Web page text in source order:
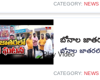
CATEGORY: NEWS
బోనాల
బోనాల జాతరలో
CATEGORY: NEWS